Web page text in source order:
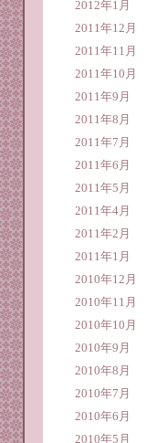
2012年1月
2011年12月
2011年11月
2011年10月
2011年9月
2011年8月
2011年7月
2011年6月
2011年5月
2011年4月
2011年2月
2011年1月
2010年12月
2010年11月
2010年10月
2010年9月
2010年8月
2010年7月
2010年6月
2010年5月